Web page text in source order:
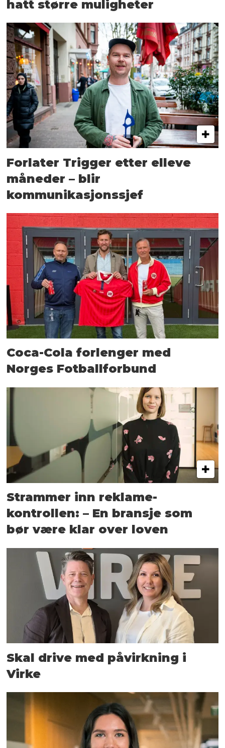
hatt større muligheter
Forlater Trigger etter elleve
måneder – blir
kommunikasjonssjef
Coca-Cola forlenger med
Norges Fotballforbund
Strammer inn reklame-
kontrollen: – En bransje som
bør være klar over loven
Skal drive med påvirkning i
Virke